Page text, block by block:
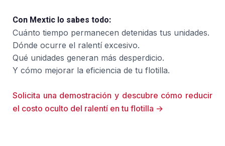
Con Mextic lo sabes todo:
Cuánto tiempo permanecen detenidas tus unidades.
Dónde ocurre el ralentí excesivo.
Qué unidades generan más desperdicio.
Y cómo mejorar la eficiencia de tu flotilla.
Solicita una demostración y descubre cómo reducir
el costo oculto del ralentí en tu flotilla →